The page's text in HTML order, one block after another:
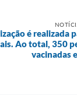
é realizada
Ao total, 350
vacinadas